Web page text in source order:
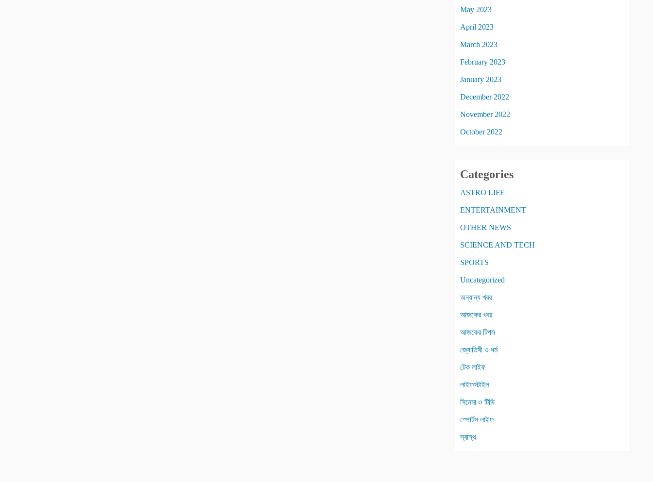
May 2023
April 2023
March 2023
February 2023
January 2023
December 2022
November 2022
October 2022
Categories
ASTRO LIFE
ENTERTAINMENT
OTHER NEWS
SCIENCE AND TECH
SPORTS
Uncategorized
অন্যান্য খবর
আজকের খবর
আজকের টিপস
জ্যোতিষী ও ধর্ম
টেক লাইফ
লাইফস্টাইল
সিনেমা ও টিভি
স্পোর্টস লাইফ
স্বাস্থ